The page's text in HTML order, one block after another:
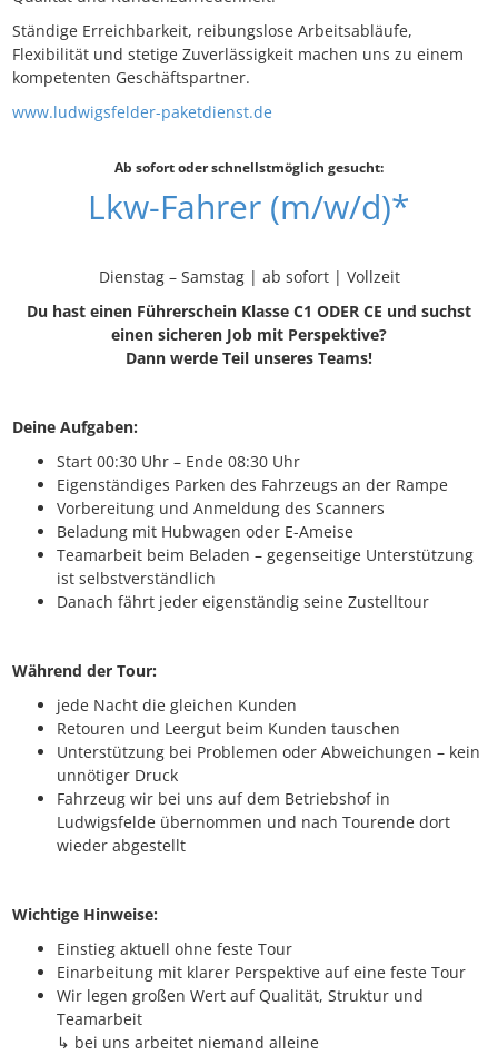
Ständige Erreichbarkeit, reibungslose Arbeitsabläufe,
Flexibilität und stetige Zuverlässigkeit machen uns zu einem
kompetenten Geschäftspartner.
www.ludwigsfelder-paketdienst.de
Ab sofort oder schnellstmöglich gesucht:
Lkw-Fahrer (m/w/d)*
Dienstag – Samstag | ab sofort | Vollzeit
Du hast einen Führerschein Klasse C1 ODER CE und suchst
einen sicheren Job mit Perspektive?
Dann werde Teil unseres Teams!
Deine Aufgaben:
Start 00:30 Uhr – Ende 08:30 Uhr
Eigenständiges Parken des Fahrzeugs an der Rampe
Vorbereitung und Anmeldung des Scanners
Beladung mit Hubwagen oder E-Ameise
Teamarbeit beim Beladen – gegenseitige Unterstützung
ist selbstverständlich
Danach fährt jeder eigenständig seine Zustelltour
Während der Tour:
jede Nacht die gleichen Kunden
Retouren und Leergut beim Kunden tauschen
Unterstützung bei Problemen oder Abweichungen – kein
unnötiger Druck
Fahrzeug wir bei uns auf dem Betriebshof in
Ludwigsfelde übernommen und nach Tourende dort
wieder abgestellt
Wichtige Hinweise:
Einstieg aktuell ohne feste Tour
Einarbeitung mit klarer Perspektive auf eine feste Tour
Wir legen großen Wert auf Qualität, Struktur und
Teamarbeit
↳ bei uns arbeitet niemand alleine